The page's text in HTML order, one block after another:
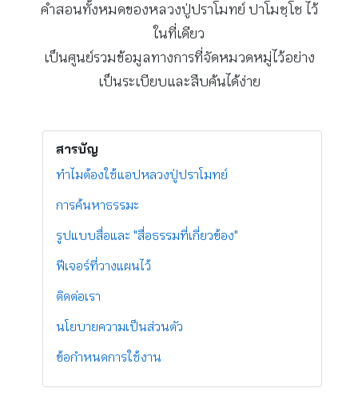
คำสอนทั้งหมดของหลวงปู่ปราโมทย์ ปาโมชฺโช ไว้
ในที่เดียว
เป็นศูนย์รวมข้อมูลทางการที่จัดหมวดหมู่ไว้อย่าง
เป็นระเบียบและสืบค้นได้ง่าย
สารบัญ
ทำไมต้องใช้แอปหลวงปู่ปราโมทย์
การค้นหาธรรมะ
รูปแบบสื่อและ "สื่อธรรมที่เกี่ยวข้อง"
ฟีเจอร์ที่วางแผนไว้
ติดต่อเรา
นโยบายความเป็นส่วนตัว
ข้อกำหนดการใช้งาน